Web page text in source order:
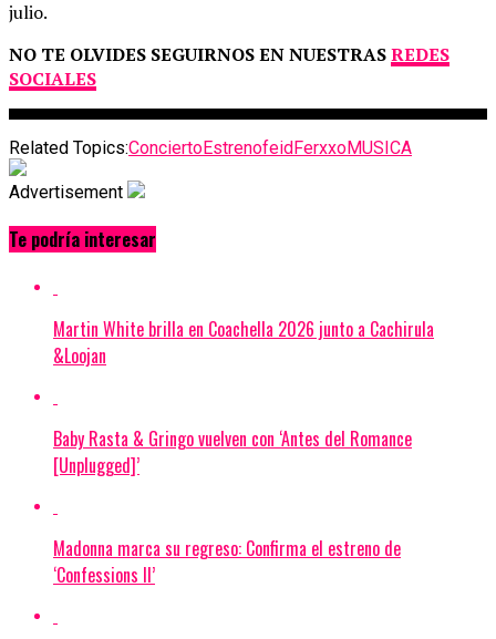
julio.
NO TE OLVIDES SEGUIRNOS EN NUESTRASREDES
SOCIALES
Related Topics:ConciertoEstrenofeidFerxxoMUSICA
Advertisement
Te podría interesar
Martin White brilla en Coachella 2026 junto a Cachirula
&Loojan
Baby Rasta & Gringo vuelven con ‘Antes del Romance
[Unplugged]’
Madonna marca su regreso: Confirma el estreno de
‘Confessions II’